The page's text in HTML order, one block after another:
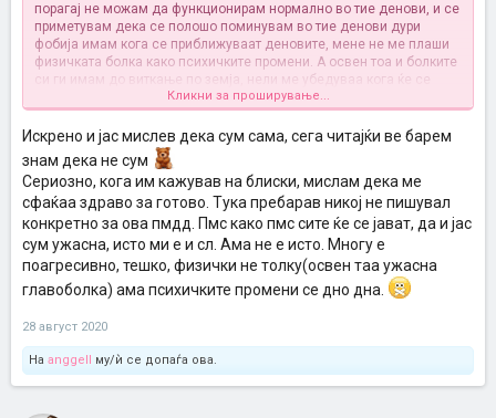
порагај не можам да функционирам нормално во тие денови, и се
приметувам дека се полошо поминувам во тие денови дури
фобија имам кога се приближуваат деновите, мене не ме плаши
физичката болка како психичките промени. А освен тоа и болките
си ги имам до виткање по земја, нели ме убедуваа кога ќе се
породам нема да имам болки, може се мислеле на после петиот
порагај.
Искрено мислев дека само јас имам вакви симптоми, повеќето
мислев дека имаат по ден два некои поблаги симптоми
ми беше и чудно.
Кликни за проширување...
Искрено и јас мислев дека сум сама, сега читајќи ве барем
знам дека не сум
Сериозно, кога им кажував на блиски, мислам дека ме
сфаќаа здраво за готово. Тука пребарав никој не пишувал
конкретно за ова пмдд. Пмс како пмс сите ќе се јават, да и јас
сум ужасна, исто ми е и сл. Ама не е исто. Многу е
поагресивно, тешко, физички не толку(освен таа ужасна
главоболка) ама психичките промени се дно дна.
28 август 2020
На anggell му/ѝ се допаѓа ова.